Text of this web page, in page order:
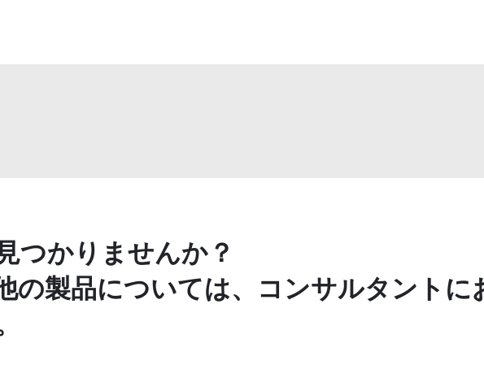
つかりませんか？
の製品については、コンサルタントに